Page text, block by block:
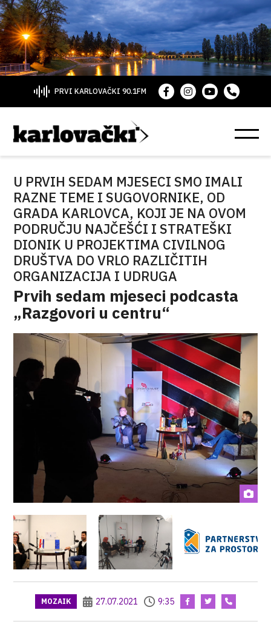
PRVI KARLOVAČKI 90.1FM
U PRVIH SEDAM MJESECI SMO IMALI
RAZNE TEME I SUGOVORNIKE, OD
GRADA KARLOVCA, KOJI JE NA OVOM
PODRUČJU NAJČEŠĆI I STRATEŠKI
DIONIK U PROJEKTIMA CIVILNOG
DRUŠTVA DO VRLO RAZLIČITIH
ORGANIZACIJA I UDRUGA
Prvih sedam mjeseci podcasta
„Razgovori u centru“
MOZAIK 27.07.2021 9:35